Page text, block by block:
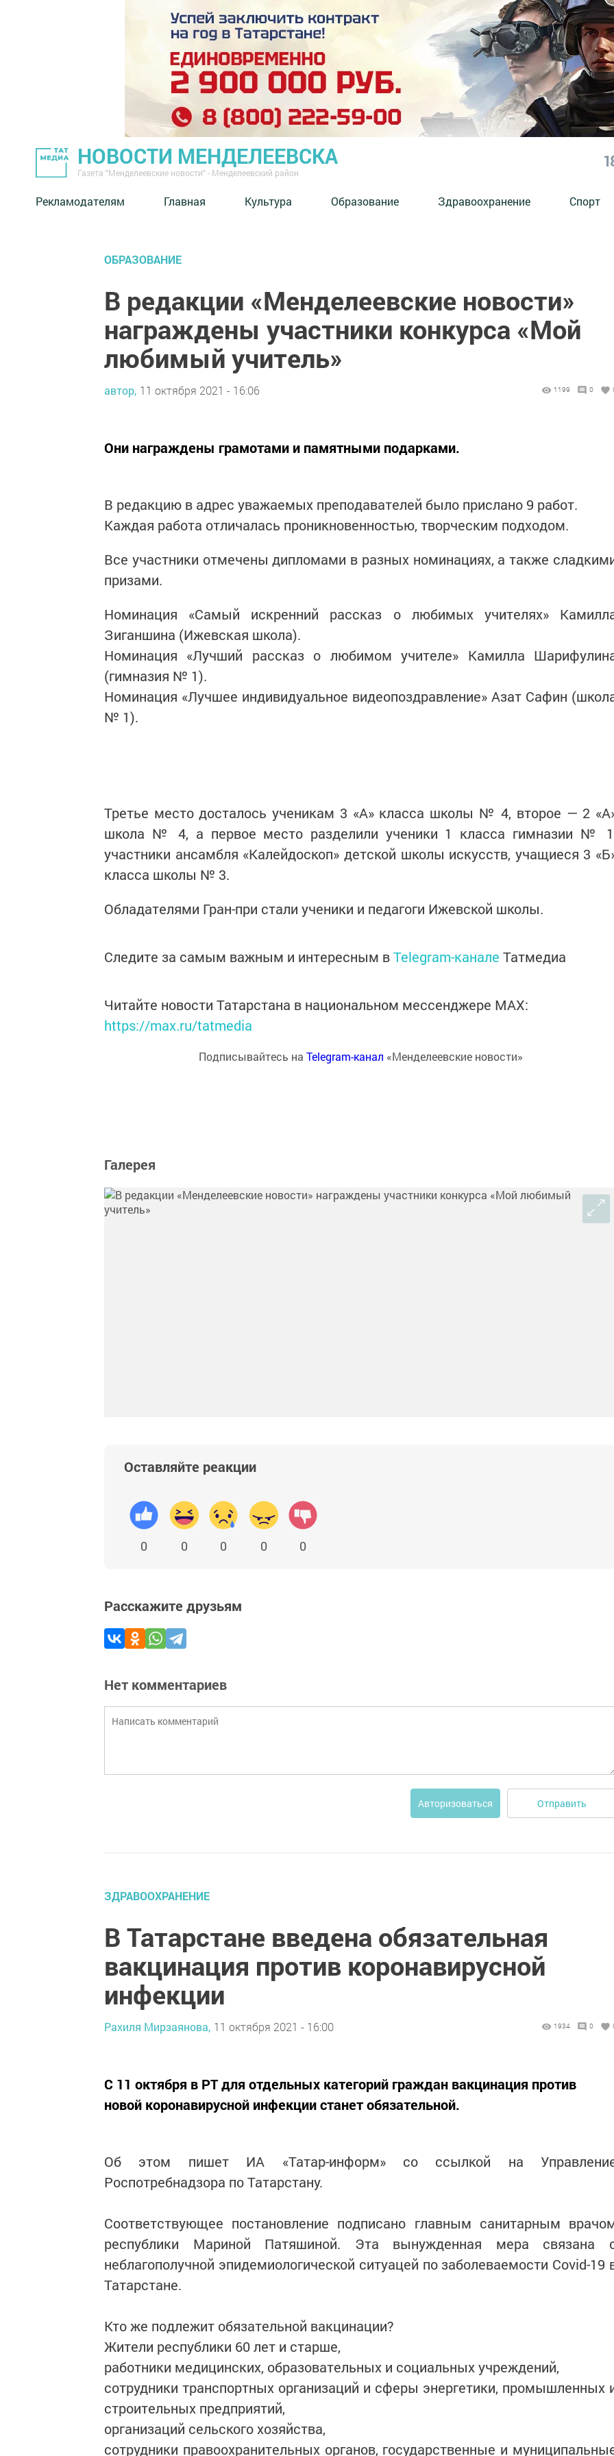
НОВОСТИ МЕНДЕЛЕЕВСКА
Газета "Менделеевские новости" - Менделеевский район
Рекламодателям Главная Культура Образование Здравоохранение Спорт
ОБРАЗОВАНИЕ
В редакции «Менделеевские новости»
награждены участники конкурса «Мой
любимый учитель»
автор, 11 октября 2021 - 16:06 1199 0
Они награждены грамотами и памятными подарками.
В редакцию в адрес уважаемых преподавателей было прислано 9 работ.
Каждая работа отличалась проникновенностью, творческим подходом.
Все участники отмечены дипломами в разных номинациях, а также
призами.
Номинация «Самый искренний рассказ о любимых учителях»
Зиганшина (Ижевская школа).
Номинация «Лучший рассказ о любимом учителе» Камилла
(гимназия № 1).
Номинация «Лучшее индивидуальное видеопоздравление» Азат Сафин
№ 1).
Третье место досталось ученикам 3 «А» класса школы № 4, второе — 2
школа № 4, а первое место разделили ученики 1 класса гимназии №
участники ансамбля «Калейдоскоп» детской школы искусств, учащиеся 3
класса школы № 3.
Обладателями Гран-при стали ученики и педагоги Ижевской школы.
Следите за самым важным и интересным вTelegram-канале Татмедиа
Читайте новости Татарстана в национальном мессенджере MАХ:
https://max.ru/tatmedia
Подписывайтесь на Telegram-канал «Менделеевские новости»
Галерея
Оставляйте реакции
0 0 0 0 0
Расскажите друзьям
Нет комментариев
Авторизоваться Отправить
ЗДРАВООХРАНЕНИЕ
В Татарстане введена обязательная
вакцинация против коронавирусной
инфекции
Рахиля Мирзаянова, 11 октября 2021 - 16:00 1934 0
С 11 октября в РТ для отдельных категорий граждан вакцинация против
новой коронавирусной инфекции станет обязательной.
Об этом пишет ИА «Татар-информ» со ссылкой на
Роспотребнадзора по Татарстану.
Соответствующее постановление подписано главным санитарным
республики Мариной Патяшиной. Эта вынужденная мера связана
неблагополучной эпидемиологической ситуацей по заболеваемости Covid-19
Татарстане.
Кто же подлежит обязательной вакцинации?
Жители республики 60 лет и старше,
работники медицинских, образовательных и социальных учреждений,
сотрудники транспортных организаций и сферы энергетики, промышленных
строительных предприятий,
организаций сельского хозяйства,
сотрудники правоохранительных органов, государственные и